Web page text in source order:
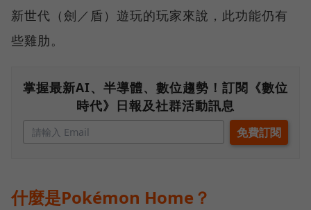
新世代（劍／盾）遊玩的玩家來說，此功能仍有
些雞肋。
掌握最新AI、半導體、數位趨勢！訂閱《數位
時代》日報及社群活動訊息
什麼是Pokémon Home？